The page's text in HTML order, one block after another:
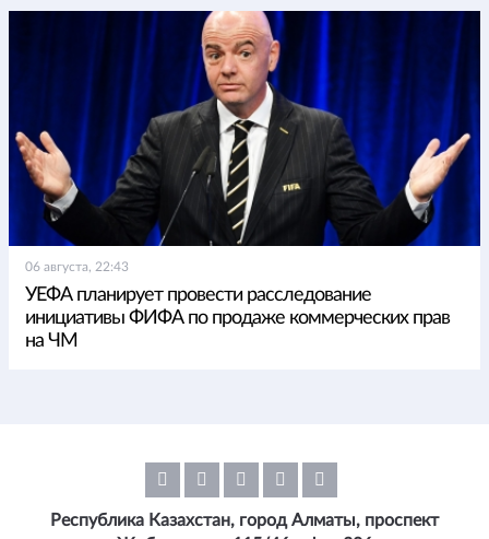
06 августа, 22:43
УЕФА планирует провести расследование
инициативы ФИФА по продаже коммерческих прав
на ЧМ
Республика Казахстан, город Алматы, проспект